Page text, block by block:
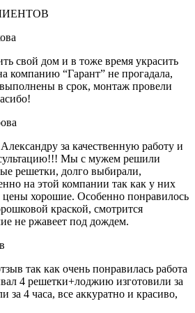
свой дом и в тоже время украсить
компанию “Гарант” не прогадала,
в срок, монтаж провели
за качественную работу и
Мы с мужем решили
решетки, долго выбирали,
на этой компании так как у них
цены хорошие. Особенно понравилось
краской, смотрится
не ржавеет под дождем.
так как очень понравилась работа
4 решетки+лоджию изготовили за
за 4 часа, все аккуратно и красиво,